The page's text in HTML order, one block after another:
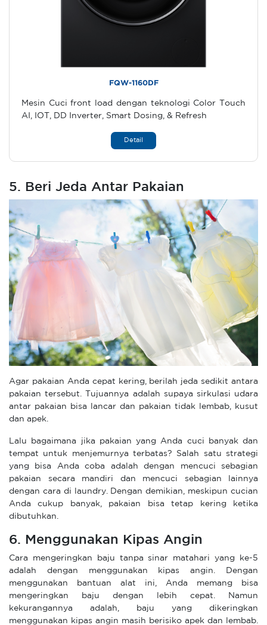
FQW-1160DF
Mesin Cuci front load dengan teknologi Color Touch
AI, IOT, DD Inverter, Smart Dosing, & Refresh
Detail
5. Beri Jeda Antar Pakaian
Agar pakaian Anda cepat kering, berilah jeda sedikit antara
pakaian tersebut. Tujuannya adalah supaya sirkulasi udara
antar pakaian bisa lancar dan pakaian tidak lembab, kusut
dan apek.
Lalu bagaimana jika pakaian yang Anda cuci banyak dan
tempat untuk menjemurnya terbatas? Salah satu strategi
yang bisa Anda coba adalah dengan mencuci sebagian
pakaian secara mandiri dan mencuci sebagian lainnya
dengan cara di laundry. Dengan demikian, meskipun cucian
Anda cukup banyak, pakaian bisa tetap kering ketika
dibutuhkan.
6. Menggunakan Kipas Angin
Cara mengeringkan baju tanpa sinar matahari yang ke-5
adalah dengan menggunakan kipas angin. Dengan
menggunakan bantuan alat ini, Anda memang bisa
mengeringkan baju dengan lebih cepat. Namun
kekurangannya adalah, baju yang dikeringkan
menggunakan kipas angin masih berisiko apek dan lembab.